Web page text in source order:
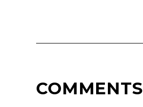
COMMENTS